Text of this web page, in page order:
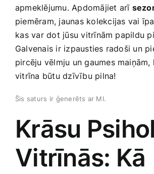
apmeklējumu. ​Apdomājiet arī
piemēram, jaunas kolekcijas vai⁤
⁣kas var dot jūsu vitrīnām papildu
Galvenais ir izpausties ‌radoši un
pircēju ‍vēlmju​ un gaumes
vitrīna būtu dzīvību pilna!
Šis saturs ir⁤ ģenerēts ar MI.
Krāsu
Vitrīnās: ‌Kā‍